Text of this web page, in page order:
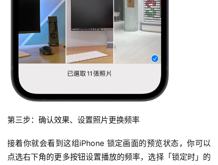
第三步：确认效果、设置照片更换频率
接着你就会看到这组iPhone 锁定画面的预览状态，你可以
点选右下角的更多按钮设置播放的频率，选择「锁定时」的